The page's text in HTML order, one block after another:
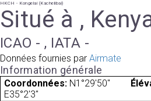
HKCH - Kongelai (Kachelibai)
Situé à ,
ICAO - , IATA -
Données fournies par Airmate
Information générale
Coordonnées: N1°29'50"
E35°2'3"